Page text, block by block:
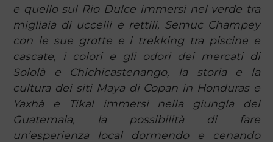
e quello sul Rio Dulce immersi nel verde tra
migliaia di uccelli e rettili, Semuc Champey
con le sue grotte e i trekking tra piscine e
cascate, i colori e gli odori dei mercati di
Sololà e Chichicastenango, la storia e la
cultura dei siti Maya di Copan in Honduras e
Yaxhà e Tikal immersi nella giungla del
Guatemala, la possibilità di fare
un’esperienza local dormendo e cenando